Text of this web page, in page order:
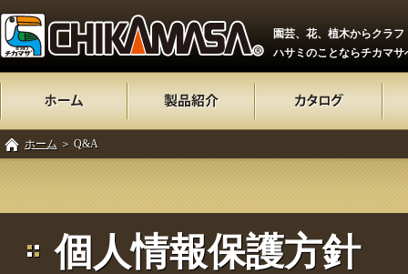
園芸、花、植木からクラフ
ハサミのことならチカマサ
ホーム ＞ Q&A
個人情報保護方針